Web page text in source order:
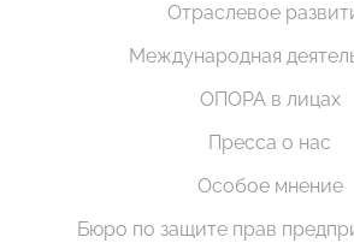
Отраслевое
Международная
ОПОРА в лицах
Пресса о нас
Особое мнение
Бюро по защите прав